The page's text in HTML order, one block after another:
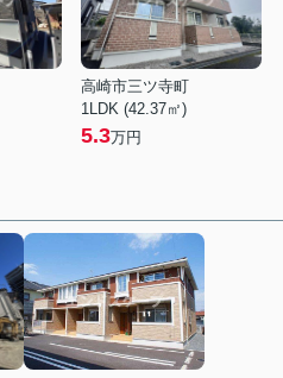
高崎市三ツ寺町
1LDK (42.37㎡)
5.3万円